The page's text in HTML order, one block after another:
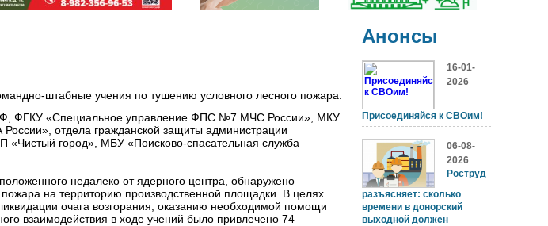
штабные учения по тушению условного лесного пожара.
ФГКУ «Специальное управление ФПС №7 МЧС России», МКУ
отдела гражданской защиты администрации
«Чистый город», МБУ «Поисково-спасательная служба
недалеко от ядерного центра, обнаружено
на территорию производственной площадки. В целях
очага возгорания, оказанию необходимой помощи
взаимодействия в ходе учений было привлечено 74
Анонсы
16-01-
2026
Присоединяйся к СВОим!
06-08-
2026
Роструд
разъясняет: сколько
времени в донорский
выходной должен